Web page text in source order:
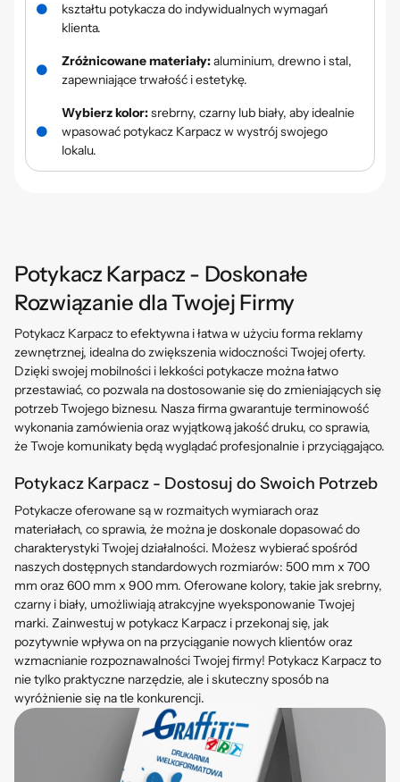
kształtu potykacza do indywidualnych wymagań
klienta.
Zróżnicowane materiały:aluminium, drewno i stal,
zapewniające trwałość i estetykę.
Wybierz kolor:srebrny, czarny lub biały, aby idealnie
wpasować potykacz Karpacz w wystrój swojego
lokalu.
Potykacz Karpacz - Doskonałe
Rozwiązanie dla Twojej Firmy
Potykacz Karpacz to efektywna i łatwa w użyciu forma reklamy
zewnętrznej, idealna do zwiększenia widoczności Twojej oferty.
Dzięki swojej mobilności i lekkości potykacze można łatwo
przestawiać, co pozwala na dostosowanie się do zmieniających się
potrzeb Twojego biznesu. Nasza firma gwarantuje terminowość
wykonania zamówienia oraz wyjątkową jakość druku, co sprawia,
że Twoje komunikaty będą wyglądać profesjonalnie i przyciągająco.
Potykacz Karpacz - Dostosuj do Swoich Potrzeb
Potykacze oferowane są w rozmaitych wymiarach oraz
materiałach, co sprawia, że można je doskonale dopasować do
charakterystyki Twojej działalności. Możesz wybierać spośród
naszych dostępnych standardowych rozmiarów: 500 mm x 700
mm oraz 600 mm x 900 mm. Oferowane kolory, takie jak srebrny,
czarny i biały, umożliwiają atrakcyjne wyeksponowanie Twojej
marki. Zainwestuj w potykacz Karpacz i przekonaj się, jak
pozytywnie wpływa on na przyciąganie nowych klientów oraz
wzmacnianie rozpoznawalności Twojej firmy! Potykacz Karpacz to
nie tylko praktyczne narzędzie, ale i skuteczny sposób na
wyróżnienie się na tle konkurencji.